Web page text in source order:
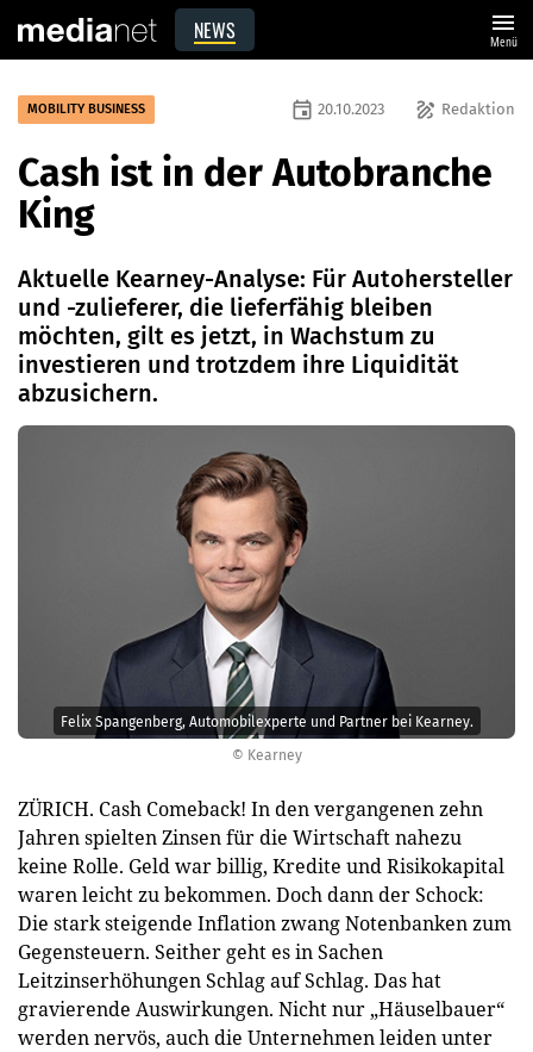
NEWS menu
Menü
© Kearney
Felix Spangenberg, Automobilexperte und Partner bei Kearney.
MOBILITY BUSINESS draw Redaktion
event 20.10.2023
Cash ist in der Autobranche
King
Aktuelle Kearney-Analyse: Für Autohersteller
und -zulieferer, die lieferfähig bleiben
möchten, gilt es jetzt, in Wachstum zu
investieren und trotzdem ihre Liquidität
abzusichern.
ZÜRICH. Cash Comeback! In den vergangenen zehn
Jahren spielten Zinsen für die Wirtschaft nahezu
keine Rolle. Geld war billig, Kredite und Risikokapital
waren leicht zu bekommen. Doch dann der Schock:
Die stark steigende Inflation zwang Notenbanken zum
Gegensteuern. Seither geht es in Sachen
Leitzinserhöhungen Schlag auf Schlag. Das hat
gravierende Auswirkungen. Nicht nur „Häuselbauer“
werden nervös, auch die Unternehmen leiden unter